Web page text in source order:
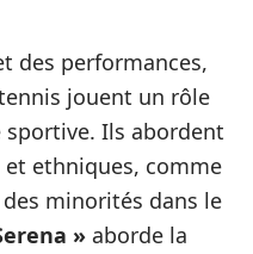
des performances,
jouent un rôle
Ils abordent
ethniques, comme
minorités dans le
» aborde la